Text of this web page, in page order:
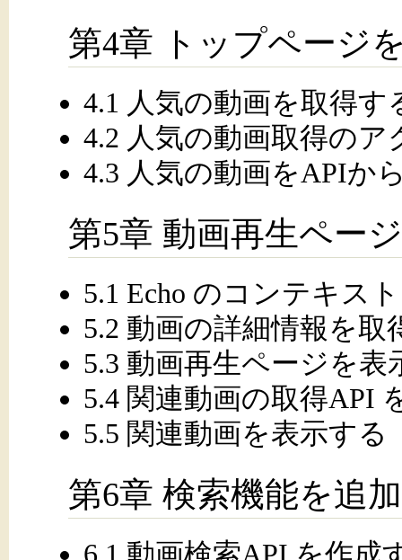
第4章 トップページ
4.1 人気の動画を取得す
4.2 人気の動画取得の
4.3 人気の動画をAPIか
第5章 動画再生ペー
5.1 Echo のコンテキス
5.2 動画の詳細情報を
5.3 動画再生ページを表
5.4 関連動画の取得API
5.5 関連動画を表示する
第6章 検索機能を追